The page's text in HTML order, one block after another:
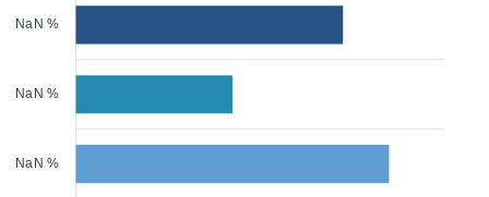
NaN %
NaN %
NaN %